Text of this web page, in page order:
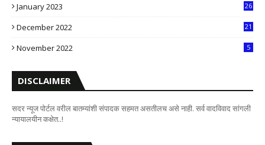
January 2023
26
December 2022
21
November 2022 5
DISCLAIMER
सदर न्यूज पोर्टल वरील बातम्यांशी संपादक सहमत असतीलच असे नाही. सर्व वादविवाद सांगली
न्यायालयीन कक्षेत..!